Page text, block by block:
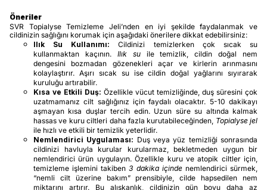
Öneriler
SVR Topialyse Temizleme Jeli’nden en iyi şekilde faydalanmak ve
cildinizin sağlığını korumak için aşağıdaki önerilere dikkat edebilirsiniz:
Ilık Su Kullanımı: Cildinizi temizlerken çok sıcak su
kullanmaktan kaçının. Ilık suile temizlik, cildin doğal nem
dengesini bozmadan gözenekleri açar ve kirlerin arınmasını
kolaylaştırır. Aşırı sıcak su ise cildin doğal yağlarını sıyırarak
kuruluğu artırabilir.
Kısa ve Etkili Duş: Özellikle vücut temizliğinde, duş süresini çok
uzatmamanız cilt sağlığınız için faydalı olacaktır. 5-10 dakikayı
aşmayan kısa duşlar tercih edin. Uzun süre su altında kalmak
hassas ve kuru ciltleri daha fazla kurutabileceğinden, Topialyse jel
ile hızlı ve etkili bir temizlik yeterlidir.
Nemlendirici Uygulaması: Duş veya yüz temizliği sonrasında
cildinizi havluyla kurular kurularmaz, bekletmeden uygun bir
nemlendirici ürün uygulayın. Özellikle kuru ve atopik ciltler için,
temizleme işlemini takiben3 dakika içindenemlendirici sürmek,
“nemli cilt üzerine bakım” prensibiyle, cilde hapsedilen nem
miktarını artırır. Bu alışkanlık, cildinizin gün boyu daha az